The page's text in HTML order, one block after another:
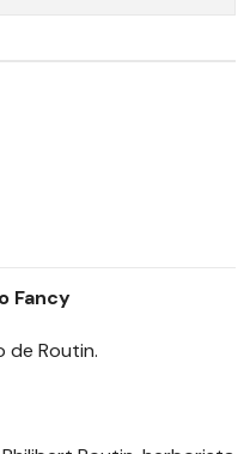
Fancy
de Routin.